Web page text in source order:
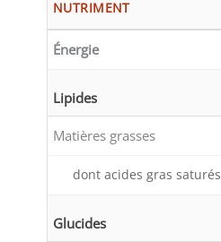
NUTRIMENT
Énergie
Lipides
Matières grasses
dont acides gras saturés
Glucides